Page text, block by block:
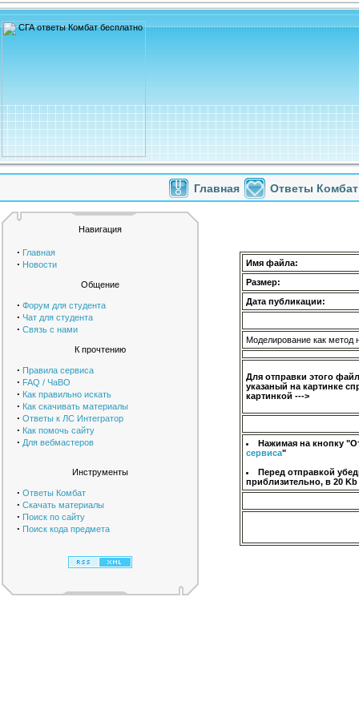
Главная Ответы Комбат
Навигация
· Главная
· Новости
Общение
· Форум для студента
· Чат для студента
· Связь с нами
К прочтению
· Правила сервиса
· FAQ / ЧаВО
· Как правильно искать
· Как скачивать материалы
· Ответы к ЛС Интегратор
· Как помочь сайту
· Для вебмастеров
Инструменты
· Ответы Комбат
· Скачать материалы
· Поиск по сайту
· Поиск кода предмета
Имя файла:
Размер:
Дата публикации:
Моделирование как метод
Для отправки этого
указаный на картинке
картинкой --->
Нажимая на кнопку
сервиса"
Перед отправкой
приблизительно, в 20 Kb